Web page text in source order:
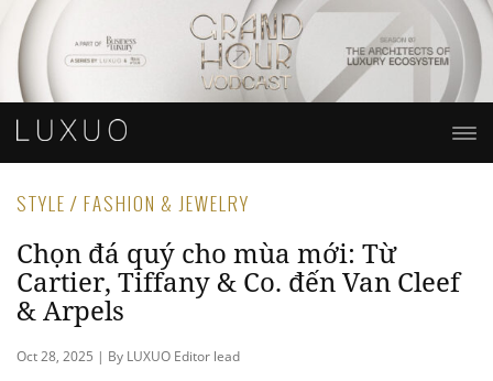
STYLE / FASHION & JEWELRY
Chọn đá quý cho mùa mới: Từ
Cartier, Tiffany & Co. đến Van Cleef
& Arpels
Oct 28, 2025 | By LUXUO Editor lead